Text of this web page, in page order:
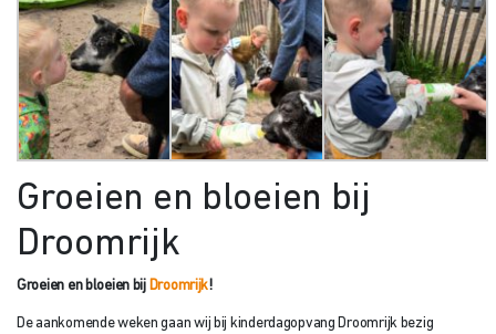
Groeien en bloeien bij
Droomrijk
Groeien en bloeien bij Droomrijk!
De aankomende weken gaan wij bij kinderdagopvang Droomrijk bezig